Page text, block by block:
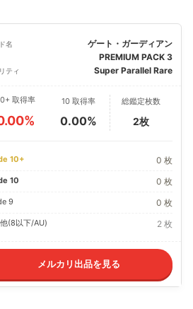
名 ゲート・ガーディアン
PREMIUM PACK 3
ティ Super Parallel Rare
取得率 10 取得率
0.00%
総鑑定枚数
2枚
10+ 0 枚
10 0 枚
9 0 枚
(8以下/AU) 2 枚
メルカリ出品を見る